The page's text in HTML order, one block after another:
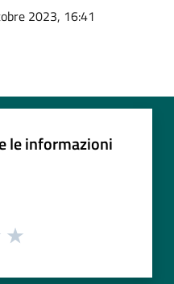
2023, 16:41
le informazioni